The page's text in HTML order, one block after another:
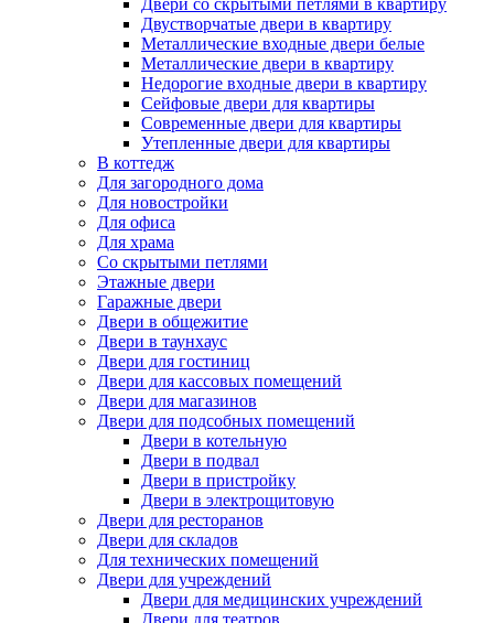
Двери со скрытыми петлями в квартиру
Двустворчатые двери в квартиру
Металлические входные двери белые
Металлические двери в квартиру
Недорогие входные двери в квартиру
Сейфовые двери для квартиры
Современные двери для квартиры
Утепленные двери для квартиры
В коттедж
Для загородного дома
Для новостройки
Для офиса
Для храма
Со скрытыми петлями
Этажные двери
Гаражные двери
Двери в общежитие
Двери в таунхаус
Двери для гостиниц
Двери для кассовых помещений
Двери для магазинов
Двери для подсобных помещений
Двери в котельную
Двери в подвал
Двери в пристройку
Двери в электрощитовую
Двери для ресторанов
Двери для складов
Для технических помещений
Двери для учреждений
Двери для медицинских учреждений
Двери для театров